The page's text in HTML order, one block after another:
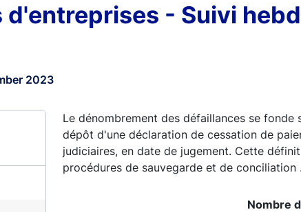
d'entreprises - Suivi
2023
Le dénombrement des défaillances se
dépôt d'une déclaration de cessation de
judiciaires, en date de jugement. Cette
procédures de sauvegarde et de conciliation .
Nombre